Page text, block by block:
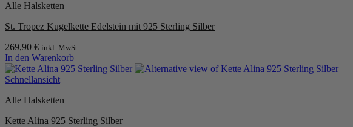
gewählt
werden
mehrere
auf.
Optionen
können
auf
der
gewählt
werden
Alle Halsketten
St. Tropez Kugelkette Edelstein mit 925 Sterling Silber
269,90 € inkl. MwSt.
In den Warenkorb
Schnellansicht
Alle Halsketten
Kette Alina 925 Sterling Silber